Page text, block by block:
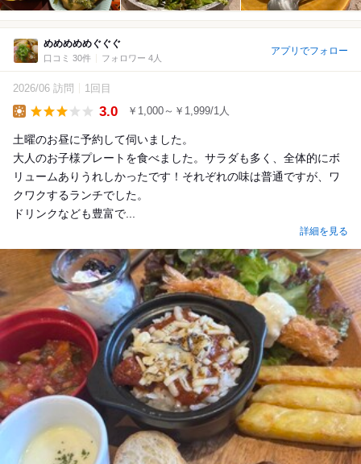
めめめめめぐぐぐ
口コミ 30件 フォロワー 4人
アプリでフォロー
2026/06 訪問 1回目
3.0 ￥1,000～￥1,999/1人
土曜のお昼に予約して伺いました。
大人のお子様プレートを食べました。サラダも多く、全体的にボ
リュームありうれしかったです！それぞれの味は普通ですが、ワ
クワクするランチでした。
ドリンクなども豊富で...
詳細を見る